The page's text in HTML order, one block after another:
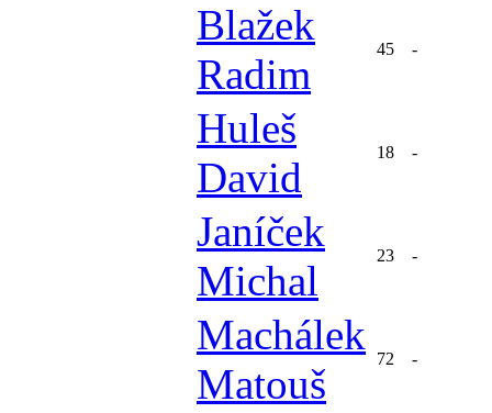
Blažek
Radim
45 -
Huleš
David
18 -
Janíček
Michal
23 -
Machálek
Matouš
72 -